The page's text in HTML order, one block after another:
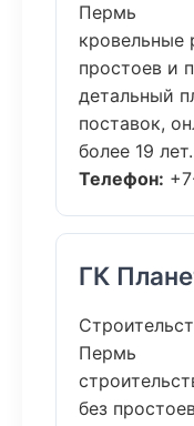
Пермь
кровельные
простоев и
детальный
поставок,
более 19
Телефон:
ГК
Пермь
без